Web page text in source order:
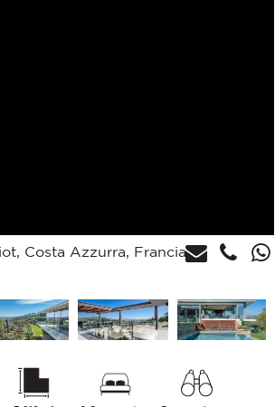
Costa Azzurra, Francia